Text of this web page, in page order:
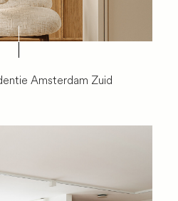
Amsterdam Zuid